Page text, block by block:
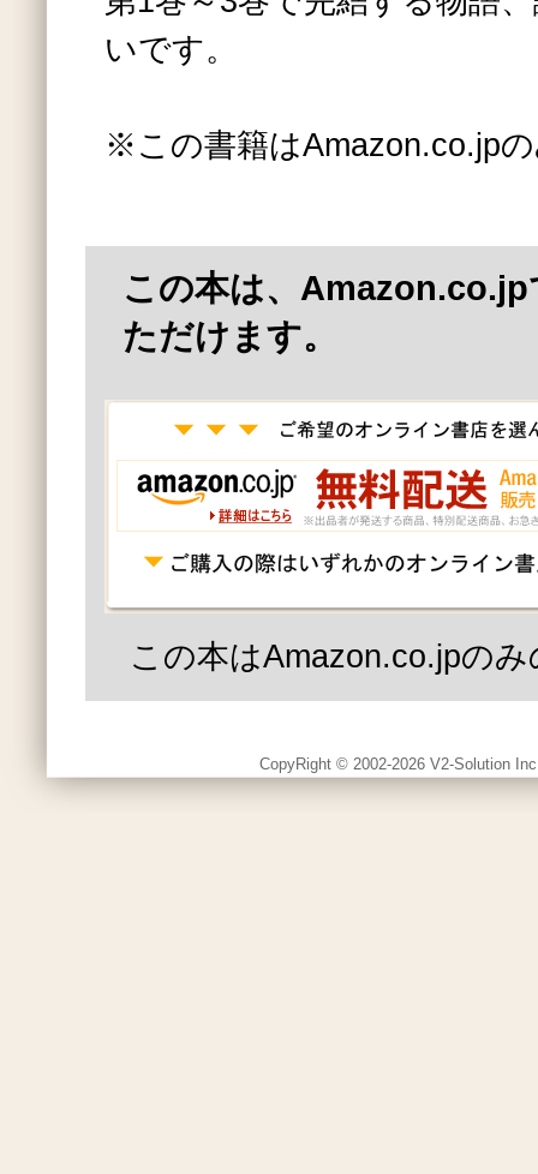
いです。
※この書籍はAmazon.co.jp
この本は、
ただけます。
この本はAmazon.co.jpの
CopyRight © 2002-2026 V2-Solution